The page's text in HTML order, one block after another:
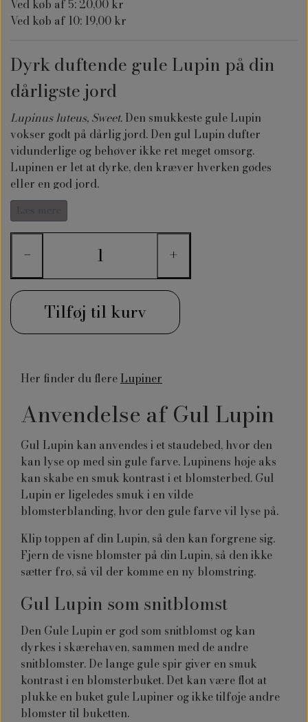
Ved køb af 5: 20,00 kr
Ved køb af 10: 19,00 kr
Dyrk duftende gule Lupin på din
dårligste jord
Lupinus luteus, Sweet. Den smukkeste gule Lupin
vokser godt på dårlig jord. Den gul Lupin dufter
vidunderlige og behøver ikke ret meget omsorg.
Lupinen er let at dyrke, den kræver hverken gødes
eller en god jord.
− +
Tilføj til kurv
Her finder du flere Lupiner
Anvendelse af Gul Lupin
Gul Lupin kan anvendes i et staudebed, hvor den
kan lyse op med sin gule farve. Lupinens høje aks
kan skabe en smuk kontrast i et blomsterbed. Gul
Lupin er ligeledes smuk i en vilde
blomsterblanding, hvor den gule farve vil lyse på.
Klip toppen af din Lupin, så den kan forgrene sig.
Fjern de visne blomster på din Lupin, så den ikke
sætter frø, så vil der komme en ny blomstring.
Gul Lupin som snitblomst
Den Gule Lupin er god som snitblomst og kan
dyrkes i skærehaven, sammen med de andre
snitblomster. De lange gule spir giver en smuk
kontrast i en blomsterbuket. Det kan være flot at
plukke en buket gule Lupiner og ikke tilføje andre
blomster til buketten.